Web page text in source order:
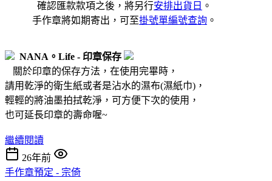
確認匯款款項之後，將另行安排出貨日 。
手作章將如期寄出，可至掛號單編號查詢 。
NANA。Life - 印章保存
關於印章的保存方法，在使用完畢時，
請用乾淨的衛生紙或者是沾水的濕布(濕紙巾)，
輕輕的將油墨拍拭乾淨，可方便下次的使用，
也可延長印章的壽命喔~
繼續閱讀
26年前
手作章預定 - 宗倚